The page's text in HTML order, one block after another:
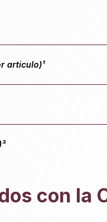
articulo)¹
con la